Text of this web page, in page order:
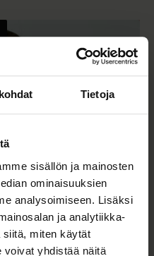
Tietoja
sisällön ja mainosten
ominaisuuksien
analysoimiseen. Lisäksi
ja analytiikka-
siitä, miten käytät
voivat yhdistää näitä